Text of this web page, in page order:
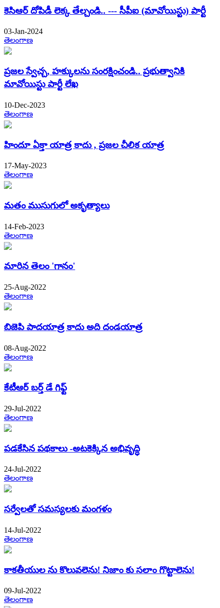
కెసిఆర్ దోపిడీ లెక్క తేల్చండి.. --- సీపీఐ (మావోయిస్టు) పార్టీ
03-Jan-2024
తెలంగాణ
ప్రజల స్వేచ్చ, హక్కులను సంరక్షించండి.. ప్రభుత్వానికి
మావోయిస్టు పార్టీ లేఖ
10-Dec-2023
తెలంగాణ
హిందూ ఏక్తా యాత్ర కాదు , ప్రజల చీలిక యాత్ర
17-May-2023
తెలంగాణ
మ‌తం ముసుగులో అకృత్యాలు
14-Feb-2023
తెలంగాణ
మారిన తెలం 'గానం'
25-Aug-2022
తెలంగాణ
బిజెపి పాదయాత్ర కాదు అది దండయాత్ర
08-Aug-2022
తెలంగాణ
కేటీఆర్ బర్త్ డే గిఫ్ట్
29-Jul-2022
తెలంగాణ
పడకేసిన పథకాలు -అటకెక్కిన అభివృద్ధి
24-Jul-2022
తెలంగాణ
సర్వేలతో సమస్యలకు మంగళం
14-Jul-2022
తెలంగాణ
కాకతీయుల ను కొలువలెను! నిజాం కు సలాం గొట్టాలెను!
09-Jul-2022
తెలంగాణ